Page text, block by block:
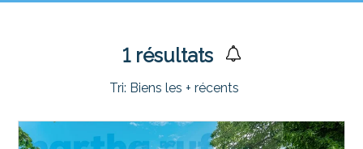
1résultats
Tri: Biens les + récents